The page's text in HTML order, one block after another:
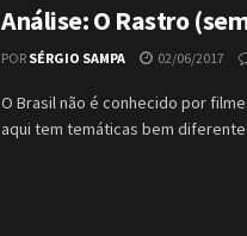
Análise: O Rastro
POR SÉRGIO SAMPA 02/06/2017
O Brasil não é conhecido por
aqui tem temáticas bem